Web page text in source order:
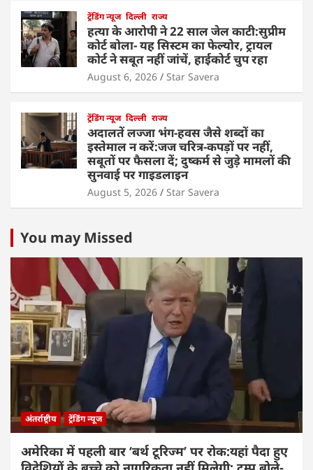
ट्रेंडिंग न्यूज दिल्ली राज्य
हत्या के आरोपी ने 22 साल जेल काटी:सुप्रीम
कोर्ट बोला- यह सिस्टम का फेल्योर, ट्रायल
कोर्ट ने सबूत नहीं जांचें, हाईकोर्ट चुप रहा
August 6, 2026 Star Savera
ट्रेंडिंग न्यूज दिल्ली राज्य
अदालतें लज्जा भंग-हवस जैसे शब्दों का
इस्तेमाल न करें:जज चरित्र-कपड़ों पर नहीं,
सबूतों पर फैसला दें; दुष्कर्म से जुड़े मामलों की
सुनवाई पर गाइडलाइन
August 5, 2026 Star Savera
You may Missed
अंतर्राष्ट्रीय ट्रेंडिंग न्यूज
अमेरिका में पहली बार ‘बर्थ टूरिज्म’ पर रोक:यहां पैदा हुए